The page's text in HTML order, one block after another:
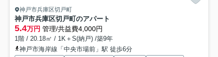
神戸市兵庫区切戸町
神戸市兵庫区切戸町のアパート
5.4万円 管理/共益費4,000円
1階 / 20.18㎡ / 1K＋S(納戸) /築9年
神戸市海岸線「中央市場前」駅 徒歩6分